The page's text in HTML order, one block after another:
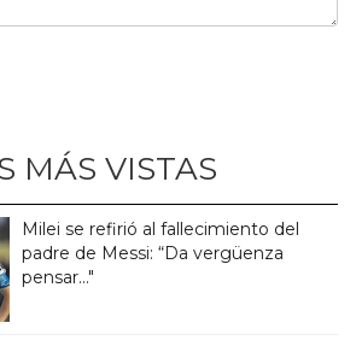
MÁS VISTAS
Milei se refirió al fallecimiento del
padre de Messi: “Da vergüenza
pensar..."